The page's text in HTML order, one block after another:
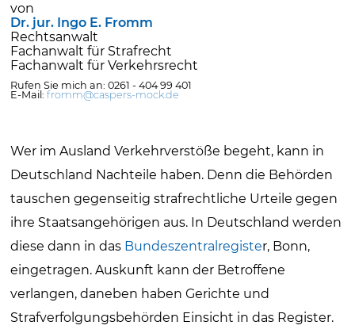
von
Dr. jur. Ingo E. Fromm
Rechtsanwalt
Fachanwalt für Strafrecht
Fachanwalt für Verkehrsrecht
Rufen Sie mich an: 0261 - 404 99 401
E-Mail:fromm@caspers-mock.de
Wer im Ausland Verkehrverstöße begeht, kann in
Deutschland Nachteile haben. Denn die Behörden
tauschen gegenseitig strafrechtliche Urteile gegen
ihre Staatsangehörigen aus. In Deutschland werden
diese dann in das Bundeszentralregister, Bonn,
eingetragen. Auskunft kann der Betroffene
verlangen, daneben haben Gerichte und
Strafverfolgungsbehörden Einsicht in das Register.